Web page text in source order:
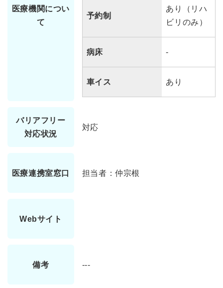
医療機関につい
て
予約制
あり（リハ
ビリのみ）
病床 -
車イス あり
バリアフリー
対応状況
対応
医療連携室窓口 担当者：仲宗根
Webサイト
備考 ---